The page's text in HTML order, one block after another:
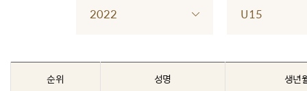
2022 U15
순위 성명 생년